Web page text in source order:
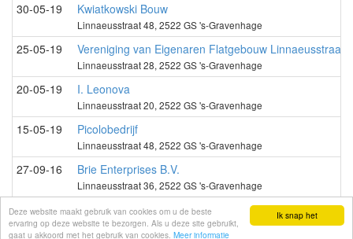
Ik snap het
Deze website maakt gebruik van cookies om u de beste
ervaring op deze website te bezorgen. Als u deze site gebruikt,
gaat u akkoord met het gebruik van cookies. Meer informatie
30-05-19 Kwiatkowski Bouw
Linnaeusstraat 48, 2522 GS 's-Gravenhage
25-05-19 Vereniging van Eigenaren Flatgebouw Linnaeusstraat
Linnaeusstraat 28, 2522 GS 's-Gravenhage
20-05-19 I. Leonova
Linnaeusstraat 20, 2522 GS 's-Gravenhage
15-05-19 Picolobedrijf
Linnaeusstraat 48, 2522 GS 's-Gravenhage
27-09-16 Brie Enterprises B.V.
Linnaeusstraat 36, 2522 GS 's-Gravenhage
13-06-16 Poppuh B.V.
Linnaeusstraat 36, 2522 GS 's-Gravenhage